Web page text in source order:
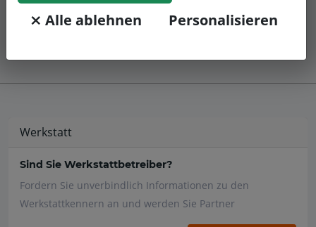
Werkstatt
Sind Sie Werkstattbetreiber?
Fordern Sie unverbindlich Informationen zu den
Werkstattkennern an und werden Sie Partner
⨯ Alle ablehnen
Personalisieren